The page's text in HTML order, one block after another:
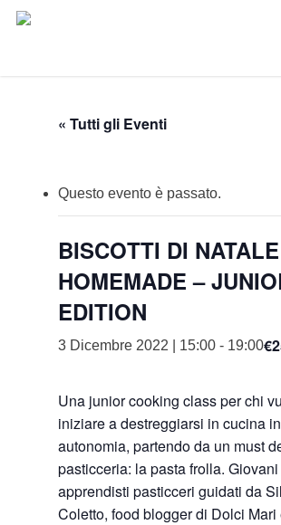
Skip
« Tutti gli Eventi
Questo evento è passato.
BISCOTTI DI NATALE
HOMEMADE –
EDITION
3 Dicembre 2022 | 15:00 - 19:00
Una junior cooking class per chi
iniziare a destreggiarsi in cucina in
autonomia, partendo da un must
pasticceria: la pasta frolla. Giovani
apprendisti pasticceri guidati da
Coletto, food blogger di Dolci Mari